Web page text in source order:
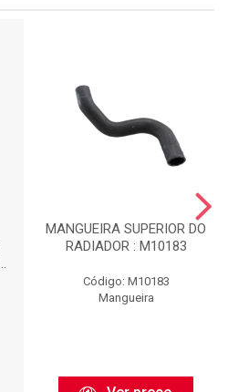
MANGUEIRA SUPERIOR DO
RADIADOR : M10183
Código: M10183
Mangueira